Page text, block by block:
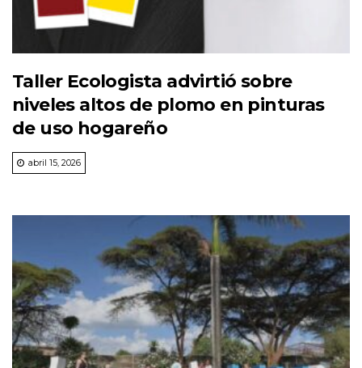
Taller Ecologista advirtió sobre
niveles altos de plomo en pinturas
de uso hogareño
abril 15, 2026